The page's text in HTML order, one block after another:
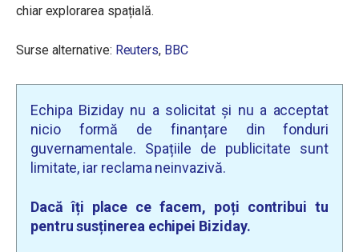
chiar explorarea spațială.
Surse alternative: Reuters, BBC
Echipa Biziday nu a solicitat și nu a acceptat
nicio formă de finanțare din fonduri
guvernamentale. Spațiile de publicitate sunt
limitate, iar reclama neinvazivă.
Dacă îți place ce facem, poți contribui tu
pentru susținerea echipei Biziday.